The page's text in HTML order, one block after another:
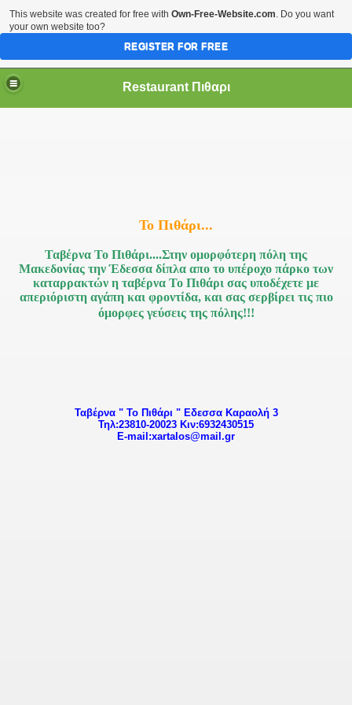
Restaurant Πιθαρι
Το Πιθάρι...
Ταβέρνα Το Πιθάρι....Στην ομορφότερη πόλη της
Μακεδονίας την Έδεσσα δίπλα απο το υπέροχο πάρκο των
καταρρακτών η ταβέρνα Το Πιθάρι σας υποδέχετε με
απεριόριστη αγάπη και φροντίδα, και σας σερβίρει τις πιο
όμορφες γεύσεις της πόλης!!!
Ταβέρνα " Το Πιθάρι " Εδεσσα Καραολή 3
Τηλ:23810-20023 Κιν:6932430515
E-mail:xartalos@mail.gr
This website was created for free with Own-Free-Website.com. Do you want
your own website too?
REGISTER FOR FREE